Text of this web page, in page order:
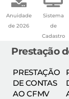
Anuidade
de 2026
Sistema
de
Cadastro
Prestação
PRESTAÇÃO
DE CONTAS
AO CFMV